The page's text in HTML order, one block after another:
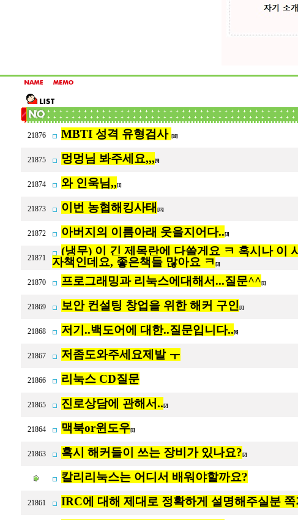
21876 MBTI 성격 유형검사 [18]
21875 멍멍님 봐주세요,,, [9]
21874 와 인욱님,, [1]
21873 이번 농협해킹사태 [13]
21872 아버지의 이름아래 웃을지어다.. [3]
21871
(냉무) 이 긴 제목란에 다쓸게요 ㅋ 혹시나 이
자책인데요, 좋은책들 많아요 ㅋ [3]
21870 프로그래밍과 리눅스에대해서...질문^^ [1]
21869 보안 컨설팅 창업을 위한 해커 구인 [1]
21868 저기..백도어에 대한..질문입니다.. [6]
21867 저좀도와주세요제발 ㅜ
21866 리눅스 CD질문
21865 진로상담에 관해서.. [2]
21864 맥북or윈도우[1]
21863 혹시 해커들이 쓰는 장비가 있나요? [2]
칼리리눅스는 어디서 배워야할까요?
21861 IRC에 대해 제대로 정확하게 설명해주실분